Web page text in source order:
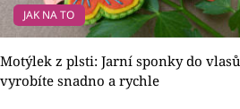
JAK NA TO
Motýlek z plsti: Jarní sponky do vlasů
vyrobíte snadno a rychle